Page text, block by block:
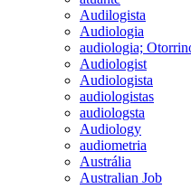
Audilogista
Audiologia
audiologia;
Audiologist
Audiologista
audiologistas
audiologsta
Audiology
audiometria
Austrália
Australian Job